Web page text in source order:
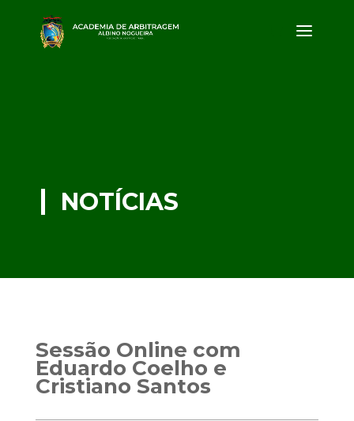
NOTÍCIAS
Sessão Online com
Eduardo Coelho e
Cristiano Santos